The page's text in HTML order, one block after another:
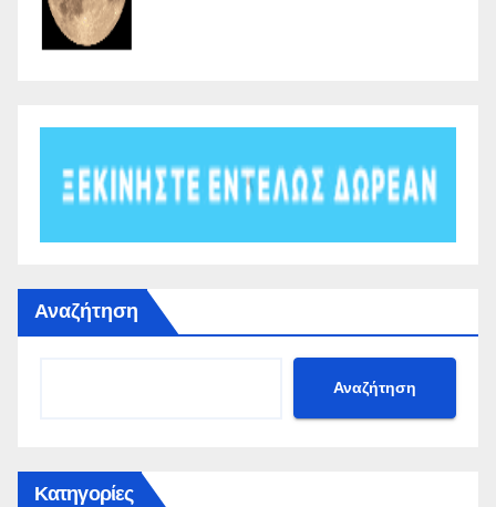
Αναζήτηση
Αναζήτηση
Κατηγορίες